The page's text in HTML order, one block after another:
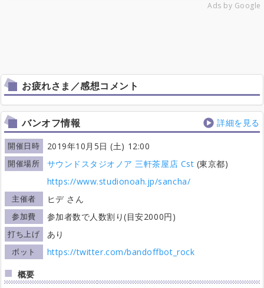
Ads by Google
お疲れさま／感想コメント
バンオフ情報 詳細を見る
開催日時 2019年10月5日 (土) 12:00
開催場所 サウンドスタジオノア 三軒茶屋店 Cst (東京都)
https://www.studionoah.jp/sancha/
主催者 ヒデ さん
参加費 参加者数で人数割り(目安2000円)
打ち上げ あり
ボット
https://twitter.com/bandoffbot_rock
概要